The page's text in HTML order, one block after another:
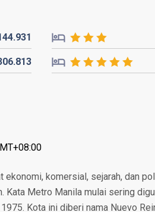
931
813
ekonomi, komersial, sejarah, dan
Kata Metro Manila mulai sering
Kota ini diberi nama Nuevo